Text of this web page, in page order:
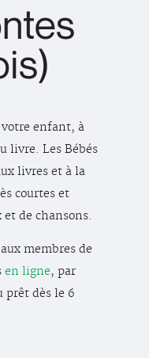
votre enfant, à
livre. Les Bébés
livres et à la
courtes et
et de chansons.
membres de
en ligne, par
prêt dès le 6